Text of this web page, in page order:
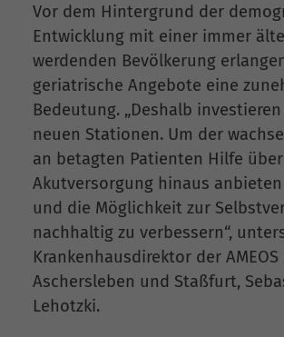
Vor dem Hintergrund der
Entwicklung mit einer immer
werdenden Bevölkerung
geriatrische Angebote eine
Bedeutung. „Deshalb
neuen Stationen. Um der
an betagten Patienten Hilfe
Akutversorgung hinaus
und die Möglichkeit zur
nachhaltig zu verbessern“,
Krankenhausdirektor der
Aschersleben und Staßfurt,
Lehotzki.